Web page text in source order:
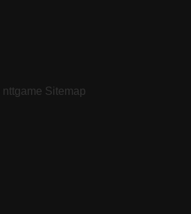
nttgame Sitemap